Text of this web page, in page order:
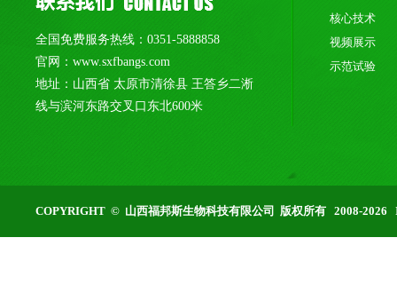
全国免费服务热线：0351-5888858
官网：www.sxfbangs.com
地址：山西省 太原市清徐县 王答乡二淅
线与滨河东路交叉口东北600米
核心技术
视频展示
示范试验
COPYRIGHT © 山西福邦斯生物科技有限公司 版权所有 2008-2026